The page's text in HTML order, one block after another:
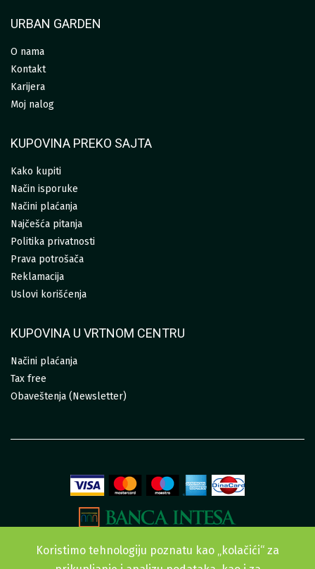
URBAN GARDEN
O nama
Kontakt
Karijera
Moj nalog
KUPOVINA PREKO SAJTA
Kako kupiti
Način isporuke
Načini plaćanja
Najčešća pitanja
Politika privatnosti
Prava potrošača
Reklamacija
Uslovi korišćenja
KUPOVINA U VRTNOM CENTRU
Načini plaćanja
Tax free
Obaveštenja (Newsletter)
Koristimo tehnologiju poznatu kao „kolačići“ za